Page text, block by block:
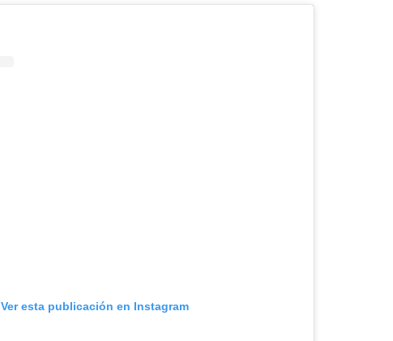
Ver esta publicación en Instagram